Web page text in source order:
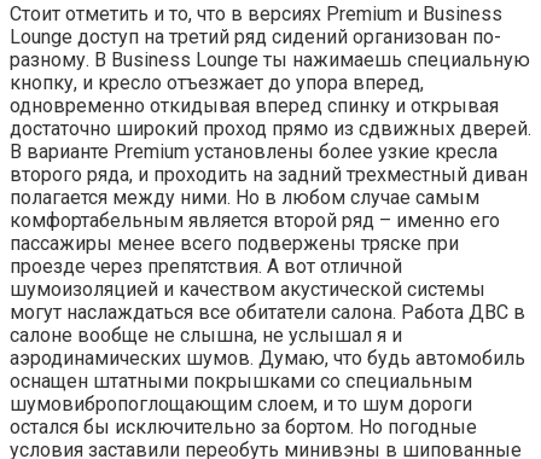
Стоит отметить и то, что в версиях Premium и Business
Lounge доступ на третий ряд сидений организован по-
разному. В Business Lounge ты нажимаешь специальную
кнопку, и кресло отъезжает до упора вперед,
одновременно откидывая вперед спинку и открывая
достаточно широкий проход прямо из сдвижных дверей.
В варианте Premium установлены более узкие кресла
второго ряда, и проходить на задний трехместный диван
полагается между ними. Но в любом случае самым
комфортабельным является второй ряд – именно его
пассажиры менее всего подвержены тряске при
проезде через препятствия. А вот отличной
шумоизоляцией и качеством акустической системы
могут наслаждаться все обитатели салона. Работа ДВС в
салоне вообще не слышна, не услышал я и
аэродинамических шумов. Думаю, что будь автомобиль
оснащен штатными покрышками со специальным
шумовибропоглощающим слоем, и то шум дороги
остался бы исключительно за бортом. Но погодные
условия заставили переобуть минивэны в шипованные